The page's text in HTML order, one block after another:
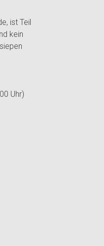
ist Teil
kein
Uhr)